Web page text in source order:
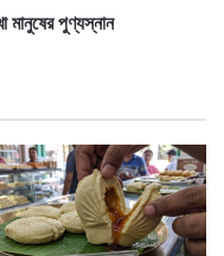
মানুষের পুণ্যস্নান